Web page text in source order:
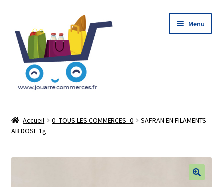
navigation
au
contenu
Menu
Le Concept : Click and Collect
Mon Compte
Accueil 0- TOUS LES COMMERCES -0
SAFRAN EN FILAMENTS
AB DOSE 1g